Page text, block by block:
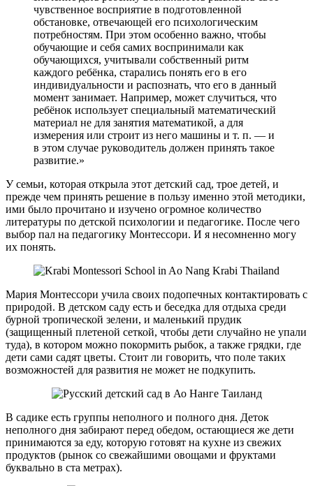
чувственное восприятие в подготовленной
обстановке, отвечающей его психологическим
потребностям. При этом особенно важно, чтобы
обучающие и себя самих воспринимали как
обучающихся, учитывали собственный ритм
каждого ребёнка, старались понять его в его
индивидуальности и распознать, что его в данный
момент занимает. Например, может случиться, что
ребёнок использует специальный математический
материал не для занятия математикой, а для
измерения или строит из него машины и т. п. — и
в этом случае руководитель должен принять такое
развитие.»
У семьи, которая открыла этот детский сад, трое детей, и
прежде чем принять решение в пользу именно этой методики,
ими было прочитано и изучено огромное количество
литературы по детской психологии и педагогике. После чего
выбор пал на педагогику Монтессори. И я несомненно могу
их понять.
Мария Монтессори учила своих подопечных контактировать с
природой. В детском саду есть и беседка для отдыха среди
бурной тропической зелени, и маленький прудик
(защищенный плетеной сеткой, чтобы дети случайно не упали
туда), в котором можно покормить рыбок, а также грядки, где
дети сами садят цветы. Стоит ли говорить, что поле таких
возможностей для развития не может не подкупить.
В садике есть группы неполного и полного дня. Деток
неполного дня забирают перед обедом, остающиеся же дети
принимаются за еду, которую готовят на кухне из свежих
продуктов (рынок со свежайшими овощами и фруктами
буквально в ста метрах).